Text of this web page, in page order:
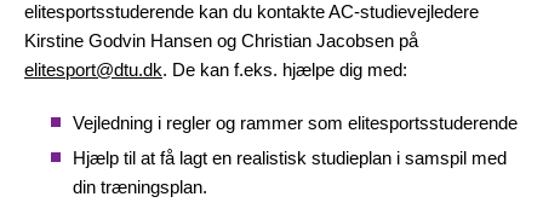
elitesportsstuderende kan du kontakte AC-studievejledere
Kirstine Godvin Hansen og Christian Jacobsen på
elitesport@dtu.dk. De kan f.eks. hjælpe dig med:
Vejledning i regler og rammer som elitesportsstuderende
Hjælp til at få lagt en realistisk studieplan i samspil med
din træningsplan.